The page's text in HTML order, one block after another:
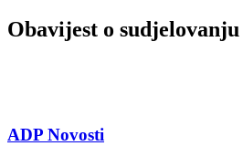
Obavijest o
ADP Novosti